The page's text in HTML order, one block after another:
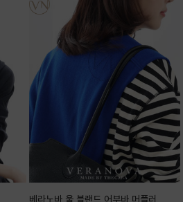
베라노바 울 블랜드 어부바 머플러